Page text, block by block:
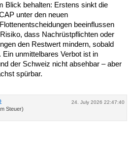
Blick behalten: Erstens sinkt die
unter den neuen
beeinflussen
dass Nachrüstpflichten oder
den Restwert mindern, sobald
unmittelbares Verbot ist in
der Schweiz nicht absehbar – aber
spürbar.
24. July 2026 22:47:40
Steuer)